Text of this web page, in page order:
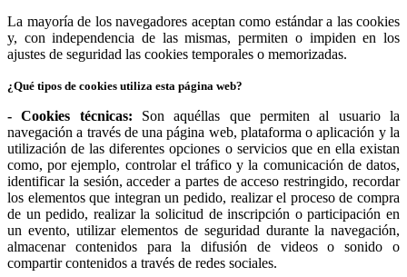
La mayoría de los navegadores aceptan como estándar a las cookies
y, con independencia de las mismas, permiten o impiden en los
ajustes de seguridad las cookies temporales o memorizadas.
¿Qué tipos de cookies utiliza esta página web?
- Cookies técnicas: Son aquéllas que permiten al usuario la
navegación a través de una página web, plataforma o aplicación y la
utilización de las diferentes opciones o servicios que en ella existan
como, por ejemplo, controlar el tráfico y la comunicación de datos,
identificar la sesión, acceder a partes de acceso restringido, recordar
los elementos que integran un pedido, realizar el proceso de compra
de un pedido, realizar la solicitud de inscripción o participación en
un evento, utilizar elementos de seguridad durante la navegación,
almacenar contenidos para la difusión de videos o sonido o
compartir contenidos a través de redes sociales.